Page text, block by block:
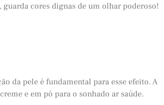
cores dignas de um olhar poderoso!
da pele é fundamental para esse efeito. A
e em pó para o sonhado ar saúde.